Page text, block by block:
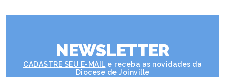
NEWSLETTER
CADASTRE SEU E-MAIL e receba as novidades da
Diocese de Joinville